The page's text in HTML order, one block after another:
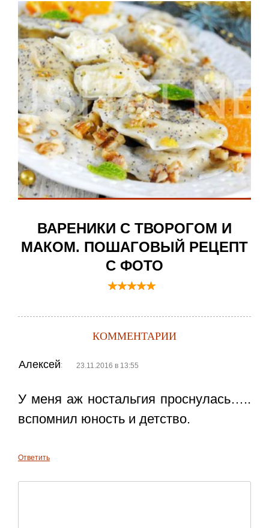
ВАРЕНИКИ С ТВОРОГОМ И
МАКОМ. ПОШАГОВЫЙ РЕЦЕПТ
С ФОТО
КОММЕНТАРИИ
Алексей: 23.11.2016 в 13:55
У меня аж ностальгия проснулась…..
вспомнил юность и детство.
Ответить